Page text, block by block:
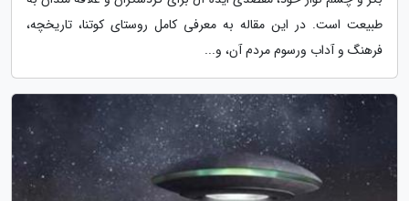
طبیعت است. در این مقاله به معرفی کامل روستای کوتنا، تاریخچه،
فرهنگ و آداب ورسوم مردم آن، و...